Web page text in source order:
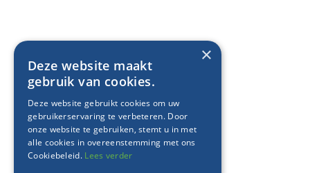
×
Deze website maakt
gebruik van cookies.
Deze website gebruikt cookies om uw
gebruikerservaring te verbeteren. Door
onze website te gebruiken, stemt u in met
alle cookies in overeenstemming met ons
Cookiebeleid. Lees verder